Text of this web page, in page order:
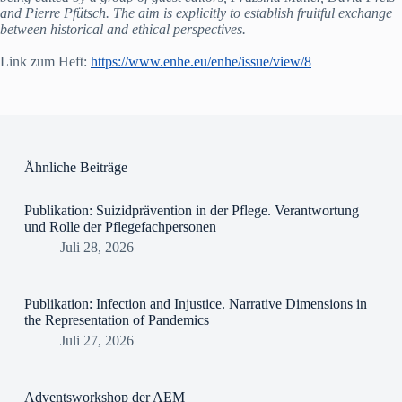
and Pierre Pfütsch. The aim is explicitly to establish fruitful exchange
between historical and ethical perspectives.
Link zum Heft: https://www.enhe.eu/enhe/issue/view/8
Ähnliche Beiträge
Publikation: Suizidprävention in der Pflege. Verantwortung
und Rolle der Pflegefachpersonen
Juli 28, 2026
Publikation: Infection and Injustice. Narrative Dimensions in
the Representation of Pandemics
Juli 27, 2026
Adventsworkshop der AEM